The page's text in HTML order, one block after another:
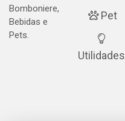
Bomboniere,
Bebidas e
Pets.
Pet
Utilidades